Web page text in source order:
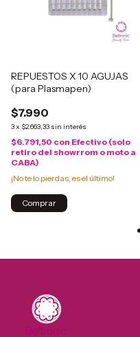
REPUESTOS X 10 AGUJAS
(para Plasmapen)
$7.990
3x $2.663,33 sin interés
$6.791,50 con Efectivo (solo
retiro del showrrom o moto a
CABA)
¡No te lo pierdas, es el último!